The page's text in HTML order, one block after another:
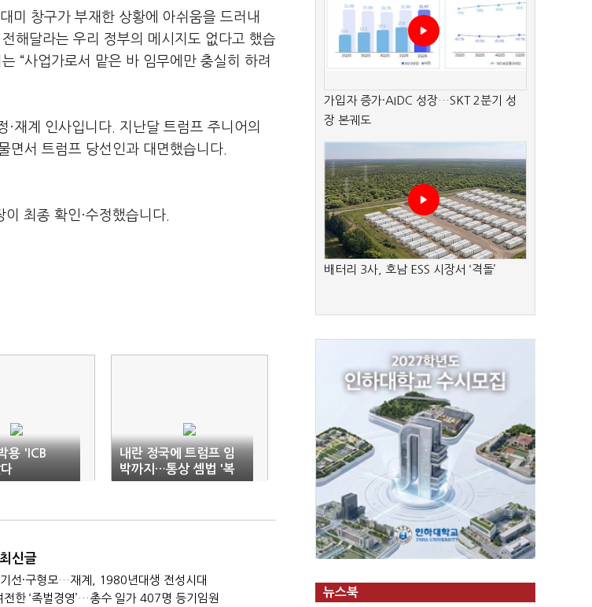
미 창구가 부재한 상황에 아쉬움을 드러내
해달라는 우리 정부의 메시지도 없다고 했습
“사업가로서 맡은 바 임무에만 충실히 하려
·재계 인사입니다
지난달 트럼프 주니어의
면서 트럼프 당선인과 대면했습니다
최종 확인·수정했습니다.
용 'ICB
내란 정국에 트럼프 임
박까지…통상 셈법 '복
잡'
신글
기선·구형모…재계, 1980년대생 전성시대
전한 ‘족벌경영’…총수 일가 407명 등기임원
가입자 증가·AIDC 성장…SKT 2분기 성
장 본궤도
배터리 3사, 호남 ESS 시장서 ‘격돌’
뉴스북